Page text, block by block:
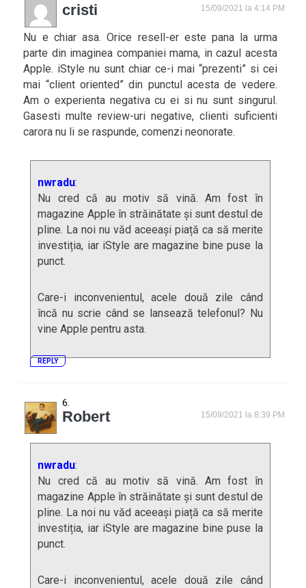
cristi 15/09/2021 la 4:14 PM
Nu e chiar asa. Orice resell-er este pana la urma
parte din imaginea companiei mama, in cazul acesta
Apple. iStyle nu sunt chiar ce-i mai “prezenti” si cei
mai “client oriented” din punctul acesta de vedere.
Am o experienta negativa cu ei si nu sunt singurul.
Gasesti multe review-uri negative, clienti suficienti
carora nu li se raspunde, comenzi neonorate.
nwradu:
Nu cred că au motiv să vină. Am fost în
magazine Apple în străinătate și sunt destul de
pline. La noi nu văd aceeași piață ca să merite
investiția, iar iStyle are magazine bine puse la
punct.
Care-i inconvenientul, acele două zile când
încă nu scrie când se lansează telefonul? Nu
vine Apple pentru asta.
REPLY
Robert 15/09/2021 la 8:39 PM
nwradu:
Nu cred că au motiv să vină. Am fost în
magazine Apple în străinătate și sunt destul de
pline. La noi nu văd aceeași piață ca să merite
investiția, iar iStyle are magazine bine puse la
punct.
Care-i inconvenientul, acele două zile când